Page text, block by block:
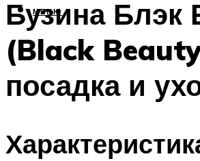
МЕНЮ
Бузина Блэк
(Black
посадка и